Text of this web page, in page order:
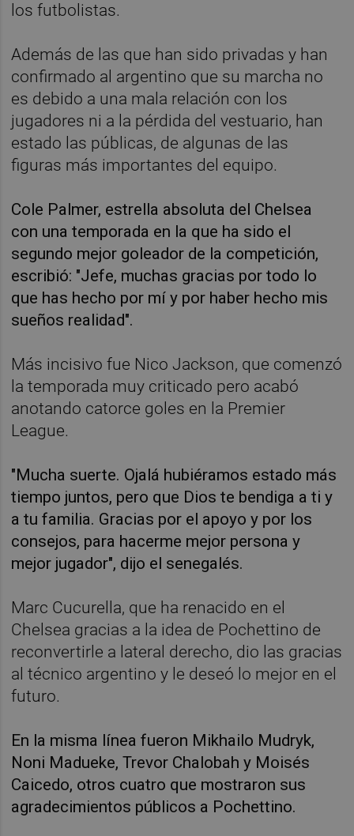
los futbolistas.
Además de las que han sido privadas y han
confirmado al argentino que su marcha no
es debido a una mala relación con los
jugadores ni a la pérdida del vestuario, han
estado las públicas, de algunas de las
figuras más importantes del equipo.
Cole Palmer, estrella absoluta del Chelsea
con una temporada en la que ha sido el
segundo mejor goleador de la competición,
escribió: "Jefe, muchas gracias por todo lo
que has hecho por mí y por haber hecho mis
sueños realidad".
Más incisivo fue Nico Jackson, que comenzó
la temporada muy criticado pero acabó
anotando catorce goles en la Premier
League.
"Mucha suerte. Ojalá hubiéramos estado más
tiempo juntos, pero que Dios te bendiga a ti y
a tu familia. Gracias por el apoyo y por los
consejos, para hacerme mejor persona y
mejor jugador", dijo el senegalés.
Marc Cucurella, que ha renacido en el
Chelsea gracias a la idea de Pochettino de
reconvertirle a lateral derecho, dio las gracias
al técnico argentino y le deseó lo mejor en el
futuro.
En la misma línea fueron Mikhailo Mudryk,
Noni Madueke, Trevor Chalobah y Moisés
Caicedo, otros cuatro que mostraron sus
agradecimientos públicos a Pochettino.